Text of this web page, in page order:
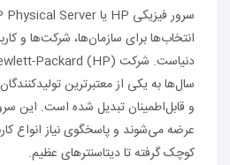
انتخاب‌ها برای سازمان‌ها، شرکت‌ها و
سال‌ها به یکی از معتبرترین
و قابل‌اطمینان تبدیل شده است. این
عرضه می‌شوند و پاسخگوی نیاز انواع
کوچک گرفته تا دیتاسنترهای عظیم.